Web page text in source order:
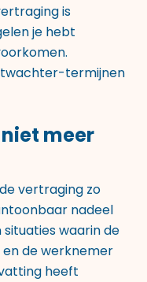
is
je hebt
termijnen
meer
vertraging zo
nadeel
waarin de
de werknemer
heeft